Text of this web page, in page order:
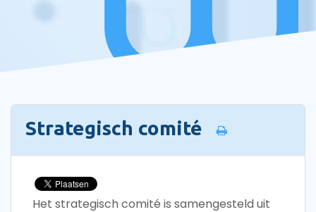
Strategisch comité
Het strategisch comité is samengesteld uit